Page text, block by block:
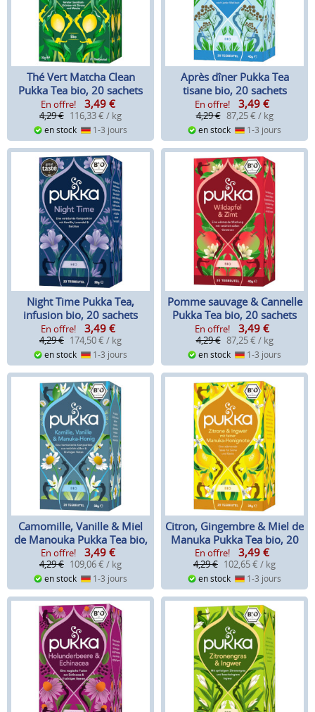
Thé Vert Matcha Clean
Pukka Tea bio, 20 sachets
En offre! 3,49 €
4,29 € 116,33 € / kg
en stock 1-3 jours
Après dîner Pukka Tea
tisane bio, 20 sachets
En offre! 3,49 €
4,29 € 87,25 € / kg
en stock 1-3 jours
Night Time Pukka Tea,
infusion bio, 20 sachets
En offre! 3,49 €
4,29 € 174,50 € / kg
en stock 1-3 jours
Pomme sauvage & Cannelle
Pukka Tea bio, 20 sachets
En offre! 3,49 €
4,29 € 87,25 € / kg
en stock 1-3 jours
Camomille, Vanille & Miel
de Manouka Pukka Tea bio,
20 sachets
En offre! 3,49 €
4,29 € 109,06 € / kg
en stock 1-3 jours
Citron, Gingembre & Miel de
Manuka Pukka Tea bio, 20
sachets
En offre! 3,49 €
4,29 € 102,65 € / kg
en stock 1-3 jours